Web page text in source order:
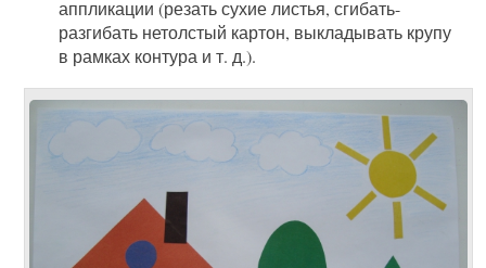
аппликации (резать сухие листья, сгибать-
разгибать нетолстый картон, выкладывать крупу
в рамках контура и т. д.).